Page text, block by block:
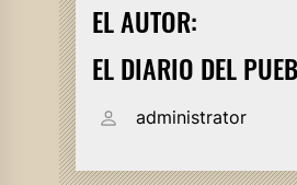
EL AUTOR:
EL DIARIO DEL
administrator